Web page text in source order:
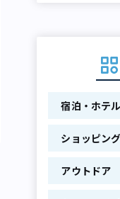
宿泊・ホテル
ショッピング
アウトドア